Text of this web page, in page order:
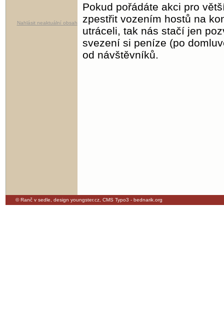
Nahlásit neaktuální obsah
Pokud pořádáte akci pro
zpestřit vozením hostů na
utráceli, tak nás stačí jen
svezení si peníze (po
od návštěvníků.
© Ranč v sedle, design youngster.cz, CMS Typo3 - bednarik.org